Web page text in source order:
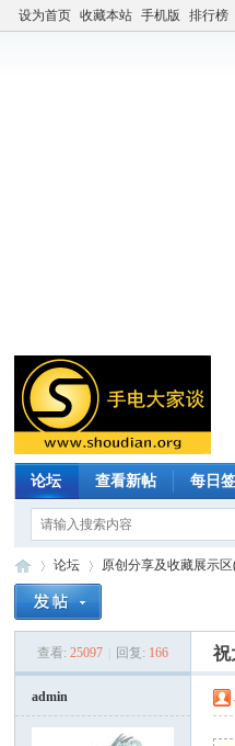
设为首页 收藏本站 手机版 排行榜
论坛 查看新帖 每日
»
论坛
›
原创分享及收藏展示区
查看: 25097 回复: 166 祝
admin